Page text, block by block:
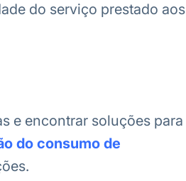
do serviço prestado aos
e encontrar soluções para
do consumo de